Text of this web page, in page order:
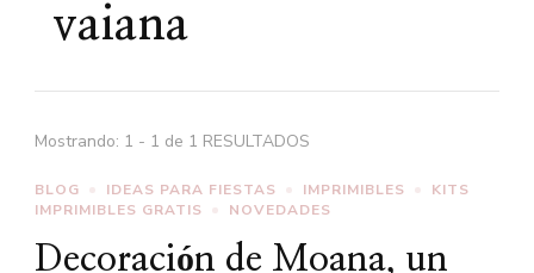
vaiana
Mostrando: 1 - 1 de 1 RESULTADOS
BLOG IDEAS PARA FIESTAS IMPRIMIBLES
KITS
IMPRIMIBLES GRATIS
NOVEDADES
Decoración de Moana, un